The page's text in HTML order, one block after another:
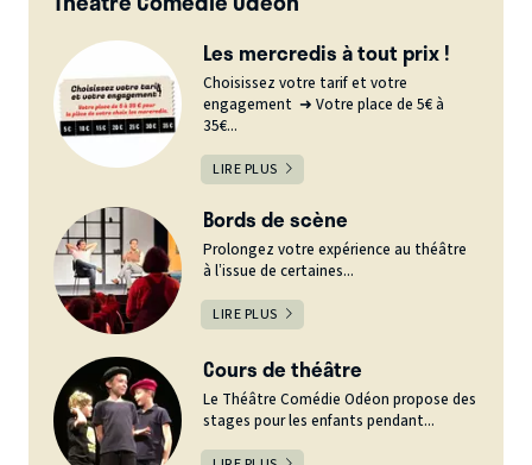
Les mercredis à tout prix !
Choisissez votre tarif et votre
engagement ➜ Votre place de 5€ à
35€...
LIRE PLUS
Bords de scène
Prolongez votre expérience au théâtre
à l’issue de certaines...
LIRE PLUS
Cours de théâtre
Le Théâtre Comédie Odéon propose des
stages pour les enfants pendant...